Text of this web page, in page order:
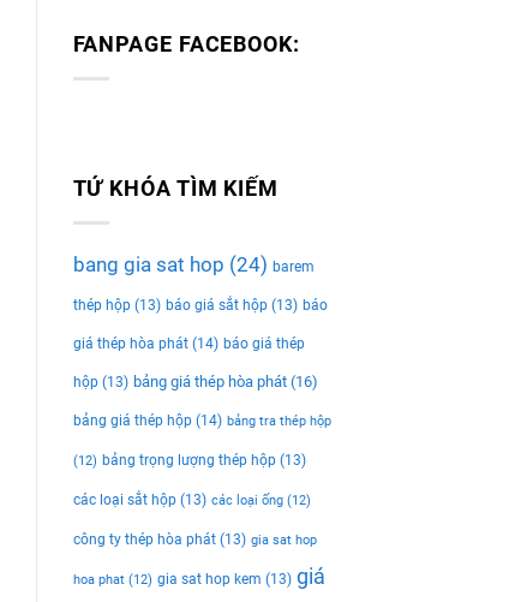
FANPAGE FACEBOOK:
TỨ KHÓA TÌM KIẾM
bang gia sat hop (24) barem
thép hộp(13) báo giá sắt hộp(13) báo
giá thép hòa phát(14) báo giá thép
hộp(13) bảng giá thép hòa phát(16)
bảng giá thép hộp(14) bảng tra thép hộp
(12) bảng trọng lượng thép hộp(13)
các loại sắt hộp(13) các loại ống(12)
công ty thép hòa phát(13) gia sat hop
hoa phat(12) gia sat hop kem (13) giá